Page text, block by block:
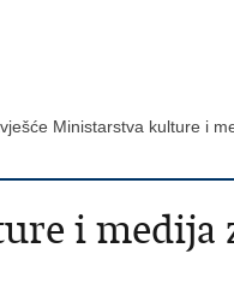
Ministarstva kulture i
i medija